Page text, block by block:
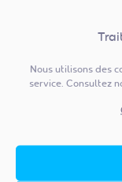
Nous utilisons des
service. Consultez
satellite
L’offre est
commandes,
cette offre